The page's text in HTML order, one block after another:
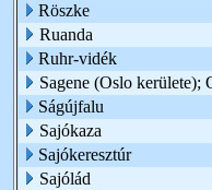
Röszke
Ruanda
Ruhr-vidék
Sagene (Oslo kerülete);
Ságújfalu
Sajókaza
Sajókeresztúr
Sajólád